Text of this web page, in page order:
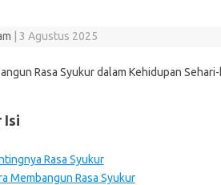
3 Agustus 2025
Isi
Rasa Syukur
Membangun Rasa Syukur